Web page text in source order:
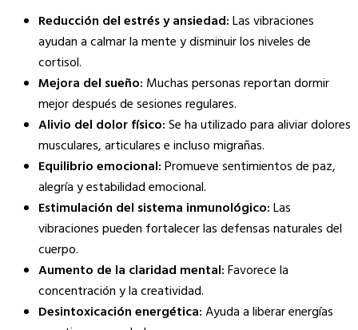
Reducción del estrés y ansiedad:Las vibraciones
ayudan a calmar la mente y disminuir los niveles de
cortisol.
Mejora del sueño: Muchas personas reportan dormir
mejor después de sesiones regulares.
Alivio del dolor físico:Se ha utilizado para aliviar dolores
musculares, articulares e incluso migrañas.
Equilibrio emocional:Promueve sentimientos de paz,
alegría y estabilidad emocional.
Estimulación del sistema inmunológico:Las
vibraciones pueden fortalecer las defensas naturales del
cuerpo.
Aumento de la claridad mental:Favorece la
concentración y la creatividad.
Desintoxicación energética:Ayuda a liberar energías